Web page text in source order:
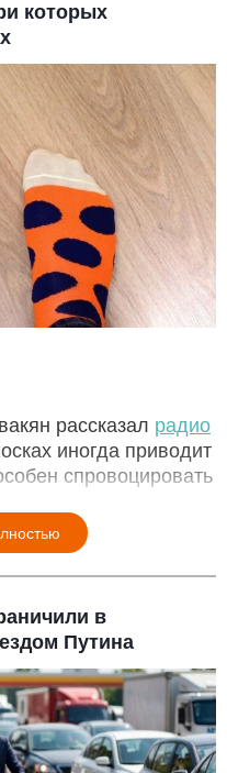
которых
рассказал радио
иногда приводит
спровоцировать
в
Путина